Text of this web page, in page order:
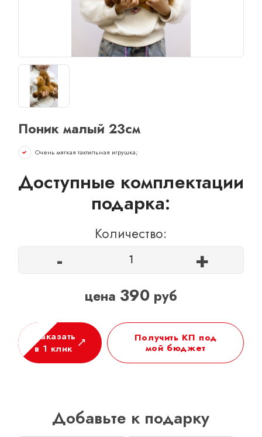
О КОМПАНИИ
ОТЗЫВЫ
КОНТАКТЫ
Поник малый 23см
Очень мягкая тактильная игрушка;
Доступные комплектации
подарка:
Количество:
- +
цена 390руб
Заказать
в 1 клик
Получить КП под
мой бюджет
Добавьте к подарку